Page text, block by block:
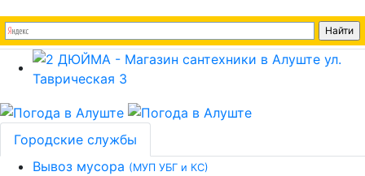
Городские службы
Вывоз мусора (МУП УБГ и КС)